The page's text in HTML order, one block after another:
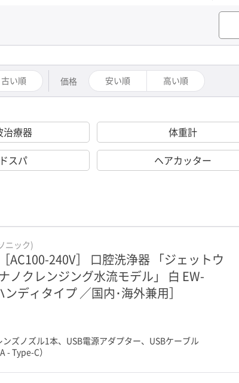
古い順 価格 安い順 高い順
治療器 体重計
スパ ヘアカッター
ニック)
AC100-240V］ 口腔洗浄器 「ジェットウ
ノクレンジング水流モデル」 白 EW-
ディタイプ ／国内･海外兼用］
ンズノズル1本、USB電源アダプター、USBケーブル
- Type-C）